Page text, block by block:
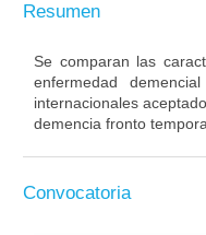
Resumen
Se comparan las
enfermedad
internacionales
demencia fronto
Convocatoria